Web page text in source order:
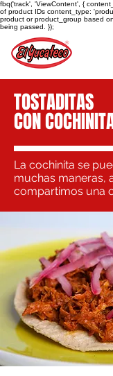
fbq('track', 'ViewContent', {
of product IDs content_type:
product or product_group based
being passed. });
TOSTADITAS
CON
La cochinita se
muchas maneras,
compartimos una